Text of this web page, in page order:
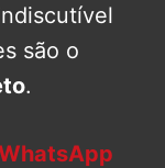
são o
.